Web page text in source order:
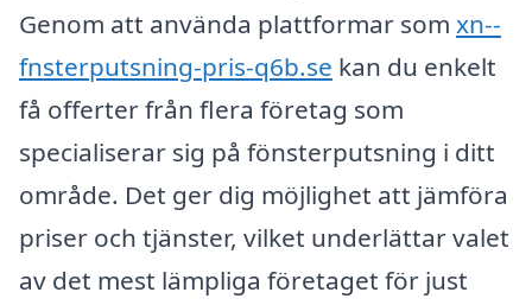
Genom att använda plattformar som xn--
fnsterputsning-pris-q6b.se kan du enkelt
få offerter från flera företag som
specialiserar sig på fönsterputsning i ditt
område. Det ger dig möjlighet att jämföra
priser och tjänster, vilket underlättar valet
av det mest lämpliga företaget för just